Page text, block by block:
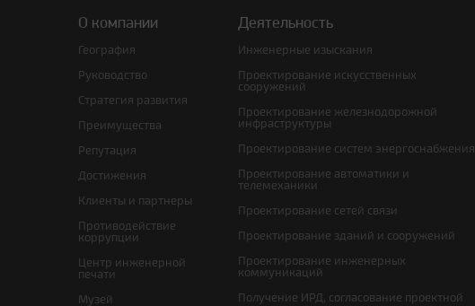
О компании
География
Руководство
Стратегия развития
Преимущества
Репутация
Достижения
Клиенты и партнеры
Противодействие
коррупции
Центр инженерной
печати
Музей
Деятельность
Инженерные изыскания
Проектирование искусственных
сооружений
Проектирование железнодорожной
инфраструктуры
Проектирование систем энергоснабжения
Проектирование автоматики и
телемеханики
Проектирование сетей связи
Проектирование зданий и сооружений
Проектирование инженерных
коммуникаций
Получение ИРД, согласование проектной